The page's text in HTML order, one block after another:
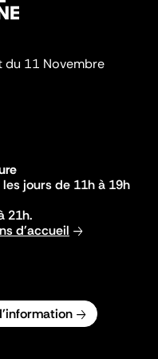
du 11 Novembre
jours de 11h à 19h
21h.
d'accueil